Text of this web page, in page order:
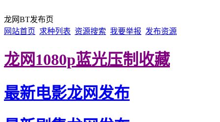
龙网BT发布页
网站首页 求种列表 资源搜索 我要举报 发布资源
龙网1080p蓝光压制收藏
最新电影龙网发布